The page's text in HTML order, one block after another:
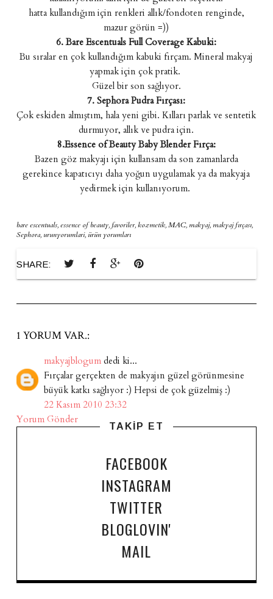
hatta kullandığım için renkleri allık/fondoten renginde,
mazur görün =))
6. Bare Escentuals Full Coverage Kabuki:
Bu sıralar en çok kullandığım kabuki fırçam. Mineral makyaj
yapmak için çok pratik.
Güzel bir son sağlıyor.
7. Sephora Pudra Fırçası:
Çok eskiden almıştım, hala yeni gibi. Kılları parlak ve sentetik
durmuyor, allık ve pudra için.
8.Essence of Beauty Baby Blender Fırça:
Bazen göz makyajı için kullansam da son zamanlarda
gerekince kapatıcıyı daha yoğun uygulamak ya da makyaja
yedirmek için kullanıyorum.
bare escentuals,essence of beauty,favoriler,kozmetik,MAC, makyaj, makyaj fırçası,
Sephora, urunyorumlari, ürün yorumları
SHARE:
1 YORUM VAR.:
makyajblogumdedi ki...
Fırçalar gerçekten de makyajın güzel görünmesine
büyük katkı sağlıyor :) Hepsi de çok güzelmiş :)
22 Kasım 2010 23:32
Yorum Gönder
TAKİP ET
FACEBOOK
INSTAGRAM
TWITTER
BLOGLOVIN'
MAIL